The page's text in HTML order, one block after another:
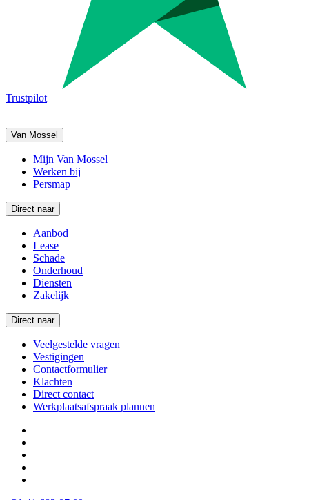
Trustpilot
Van Mossel
Mijn Van Mossel
Werken bij
Persmap
Direct naar
Aanbod
Lease
Schade
Onderhoud
Diensten
Zakelijk
Direct naar
Veelgestelde vragen
Vestigingen
Contactformulier
Klachten
Direct contact
Werkplaatsafspraak plannen